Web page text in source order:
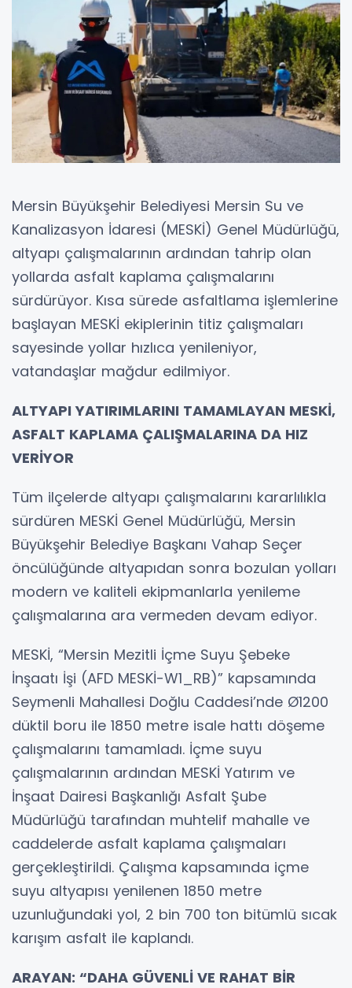
Mersin Büyükşehir Belediyesi Mersin Su ve
Kanalizasyon İdaresi (MESKİ) Genel Müdürlüğü,
altyapı çalışmalarının ardından tahrip olan
yollarda asfalt kaplama çalışmalarını
sürdürüyor. Kısa sürede asfaltlama işlemlerine
başlayan MESKİ ekiplerinin titiz çalışmaları
sayesinde yollar hızlıca yenileniyor,
vatandaşlar mağdur edilmiyor.
ALTYAPI YATIRIMLARINI TAMAMLAYAN MESKİ,
ASFALT KAPLAMA ÇALIŞMALARINA DA HIZ
VERİYOR
Tüm ilçelerde altyapı çalışmalarını kararlılıkla
sürdüren MESKİ Genel Müdürlüğü, Mersin
Büyükşehir Belediye Başkanı Vahap Seçer
öncülüğünde altyapıdan sonra bozulan yolları
modern ve kaliteli ekipmanlarla yenileme
çalışmalarına ara vermeden devam ediyor.
MESKİ, “Mersin Mezitli İçme Suyu Şebeke
İnşaatı İşi (AFD MESKİ-W1_RB)” kapsamında
Seymenli Mahallesi Doğlu Caddesi’nde Ø1200
düktil boru ile 1850 metre isale hattı döşeme
çalışmalarını tamamladı. İçme suyu
çalışmalarının ardından MESKİ Yatırım ve
İnşaat Dairesi Başkanlığı Asfalt Şube
Müdürlüğü tarafından muhtelif mahalle ve
caddelerde asfalt kaplama çalışmaları
gerçekleştirildi. Çalışma kapsamında içme
suyu altyapısı yenilenen 1850 metre
uzunluğundaki yol, 2 bin 700 ton bitümlü sıcak
karışım asfalt ile kaplandı.
ARAYAN: “DAHA GÜVENLİ VE RAHAT BİR